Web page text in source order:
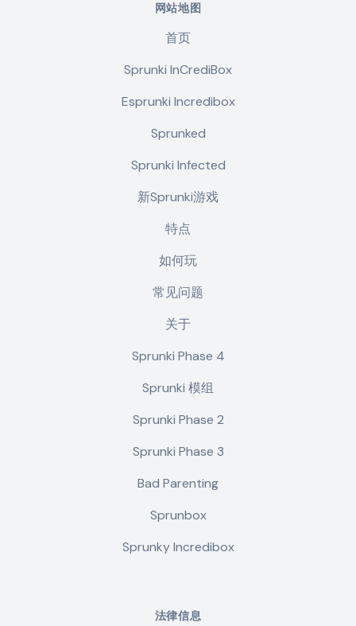
网站地图
首页
Sprunki InCrediBox
Esprunki Incredibox
Sprunked
Sprunki Infected
新Sprunki游戏
特点
如何玩
常见问题
关于
Sprunki Phase 4
Sprunki 模组
Sprunki Phase 2
Sprunki Phase 3
Bad Parenting
Sprunbox
Sprunky Incredibox
法律信息